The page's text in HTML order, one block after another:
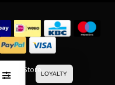
StoreLOYALTY